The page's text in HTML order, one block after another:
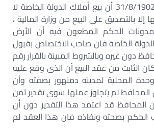
الحرة الصادرة فى 31/8/1902 أن بيع أملاك الدولة الخاصة لا
بالتصديق على البيع من وزارة المالية ،
الحكم المطعون فيه أن الأرض
الخاصة فان صاحب الاختصاص بقبول
دون غيره وبالشروط المبينة بالقرار رقم
سنة 976 1 وكان الثابت من عقد البيع أن الذى وقع عليه
المحلية لمدينه دمنهور بصفته وأن
المحافظ لم يتجاوز عملها سوى تقدير ثمن
المحافظ قد اعتمد هذا التقدير دون أن
الحكم بصحته ونفاذه فان هذا العقد لم